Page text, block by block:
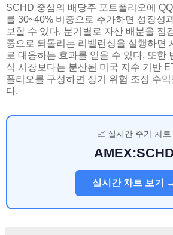
SCHD 중심의 배당주 포트폴리오에
를 30~40% 비중으로 추가하면 성장성
보할 수 있다. 분기별로 자산 배분을 점
중으로 되돌리는 리밸런싱을 실행하면
로 대응하는 효과를 얻을 수 있다. 또한
식 시장보다는 분산된 미국 지수 기반
폴리오를 구성하면 장기 위험 조정 수
다.
📈 실시간 주가 차트
AMEX:SCHD
실시간 차트 보기